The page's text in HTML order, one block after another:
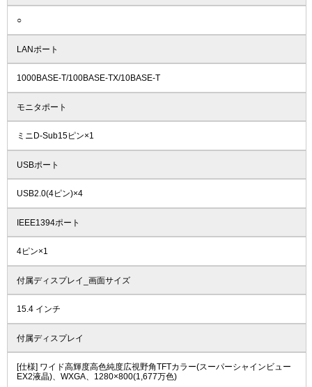
○
LANポート
1000BASE-T/100BASE-TX/10BASE-T
モニタポート
ミニD-Sub15ピン×1
USBポート
USB2.0(4ピン)×4
IEEE1394ポート
4ピン×1
付属ディスプレイ_画面サイズ
15.4 インチ
付属ディスプレイ
[仕様] ワイド高輝度高色純度広視野角TFTカラー(スーパーシャインビュー
EX2液晶)、WXGA、1280×800(1,677万色)